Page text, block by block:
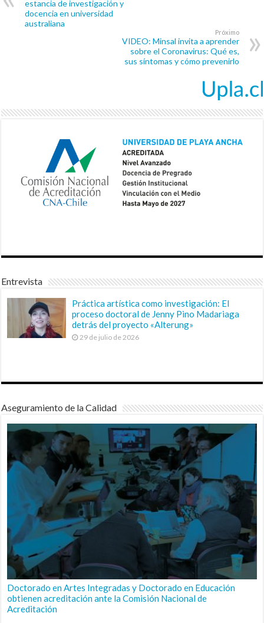
estancia de investigación y
docencia en universidad
australiana
Próximo
VIDEO: Minsal invita a aprender
sobre el Coronavirus: Qué es,
sus síntomas y cómo prevenirlo
Entrevista
Práctica artística como investigación: El
proceso doctoral de Jenny Pino Madariaga
detrás del proyecto «Alterung»
29 de julio de 2026
Aseguramiento de la Calidad
Doctorado en Artes Integradas y Doctorado en Educación
obtienen acreditación ante la Comisión Nacional de
Acreditación